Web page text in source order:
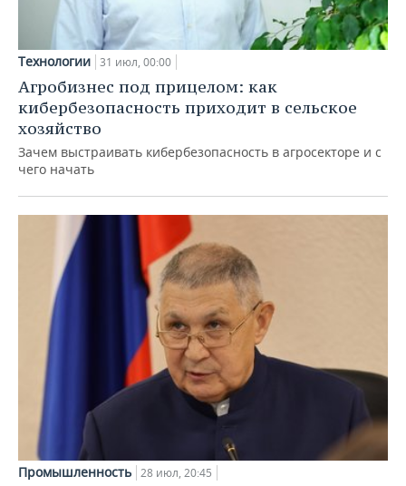
Технологии 31 июл, 00:00
Агробизнес под прицелом: как
кибербезопасность приходит в сельское
хозяйство
Зачем выстраивать кибербезопасность в агросекторе и с
чего начать
Промышленность 28 июл, 20:45